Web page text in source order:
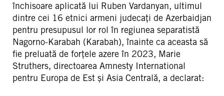
închisoare aplicată lui Ruben Vardanyan, ultimul
dintre cei 16 etnici armeni judecați de Azerbaidjan
pentru presupusul lor rol în regiunea separatistă
Nagorno-Karabah (Karabah), înainte ca aceasta să
fie preluată de forțele azere în 2023, Marie
Struthers, directoarea Amnesty International
pentru Europa de Est și Asia Centrală, a declarat: